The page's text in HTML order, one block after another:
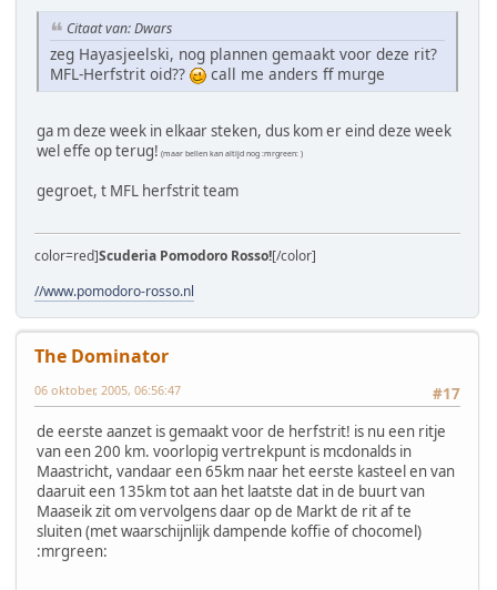
Citaat van: Dwars
zeg Hayasjeelski, nog plannen gemaakt voor deze rit?
MFL-Herfstrit oid??
call me anders ff murge
ga m deze week in elkaar steken, dus kom er eind deze week
wel effe op terug! (maar bellen kan altijd nog :mrgreen: )
gegroet, t MFL herfstrit team
color=red]Scuderia Pomodoro Rosso![/color]
//www.pomodoro-rosso.nl
The Dominator
#17
06 oktober, 2005, 06:56:47
de eerste aanzet is gemaakt voor de herfstrit! is nu een ritje
van een 200 km. voorlopig vertrekpunt is mcdonalds in
Maastricht, vandaar een 65km naar het eerste kasteel en van
daaruit een 135km tot aan het laatste dat in de buurt van
Maaseik zit om vervolgens daar op de Markt de rit af te
sluiten (met waarschijnlijk dampende koffie of chocomel)
:mrgreen: